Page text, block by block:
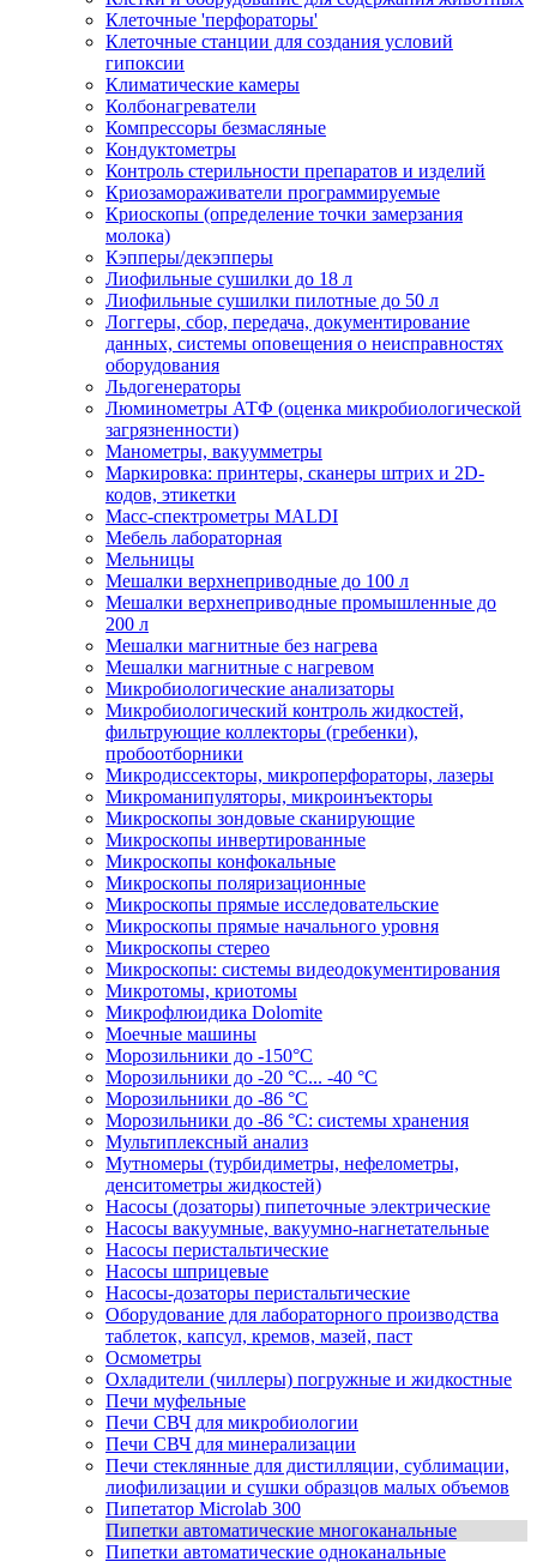
Клеточные 'перфораторы'
Клеточные станции для создания условий
гипоксии
Климатические камеры
Колбонагреватели
Компрессоры безмасляные
Кондуктометры
Контроль стерильности препаратов и изделий
Криозамораживатели программируемые
Криоскопы (определение точки замерзания
молока)
Кэпперы/декэпперы
Лиофильные сушилки до 18 л
Лиофильные сушилки пилотные до 50 л
Логгеры, сбор, передача, документирование
данных, системы оповещения о неисправностях
оборудования
Льдогенераторы
Люминометры АТФ (оценка микробиологической
загрязненности)
Манометры, вакуумметры
Маркировка: принтеры, сканеры штрих и 2D-
кодов, этикетки
Масс-спектрометры MALDI
Мебель лабораторная
Мельницы
Мешалки верхнеприводные до 100 л
Мешалки верхнеприводные промышленные до
200 л
Мешалки магнитные без нагрева
Мешалки магнитные с нагревом
Микробиологические анализаторы
Микробиологический контроль жидкостей,
фильтрующие коллекторы (гребенки),
пробоотборники
Микродиссекторы, микроперфораторы, лазеры
Микроманипуляторы, микроинъекторы
Микроскопы зондовые сканирующие
Микроскопы инвертированные
Микроскопы конфокальные
Микроскопы поляризационные
Микроскопы прямые исследовательские
Микроскопы прямые начального уровня
Микроскопы стерео
Микроскопы: системы видеодокументирования
Микротомы, криотомы
Микрофлюидика Dolomite
Моечные машины
Морозильники до -150°С
Морозильники до -20 °C... -40 °C
Морозильники до -86 °C
Морозильники до -86 °C: системы хранения
Мультиплексный анализ
Мутномеры (турбидиметры, нефелометры,
денситометры жидкостей)
Насосы (дозаторы) пипеточные электрические
Насосы вакуумные, вакуумно-нагнетательные
Насосы перистальтические
Насосы шприцевые
Насосы-дозаторы перистальтические
Оборудование для лабораторного производства
таблеток, капсул, кремов, мазей, паст
Осмометры
Охладители (чиллеры) погружные и жидкостные
Печи муфельные
Печи СВЧ для микробиологии
Печи СВЧ для минерализации
Печи стеклянные для дистилляции, сублимации,
лиофилизации и сушки образцов малых объемов
Пипетатор Microlab 300
Пипетки автоматические многоканальные
Пипетки автоматические одноканальные